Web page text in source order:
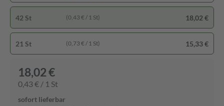
42 St (0,43 € / 1 St) 18,02 €
21 St (0,73 € / 1 St) 15,33 €
18,02 €
0,43 € / 1 St
sofort lieferbar